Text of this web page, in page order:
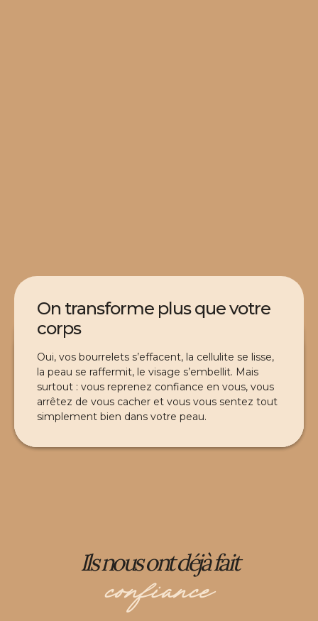
On va à la cause
Chaque protocole est construit pour traiter
l’origine de vos complexes, pas juste leur partie
visible. C’est pour ça que les résultats tiennent.
On agit en profondeur
Avec des technologies de pointe et un
accompagnement global qui ne laissent rien au
hasard — pour de VRAIS résultats visibles et
durables.
On fait du sur-mesure
Votre corps, votre peau, votre rythme de vie :
rien n’est standardisé, tout est personnalisé pour
VOUS et vos besoins.
On transforme plus que votre
corps
Oui, vos bourrelets s’effacent, la cellulite se lisse,
la peau se raffermit, le visage s’embellit. Mais
surtout : vous reprenez confiance en vous, vous
arrêtez de vous cacher et vous vous sentez tout
simplement bien dans votre peau.
Ils nous ont déjà fait
confiance